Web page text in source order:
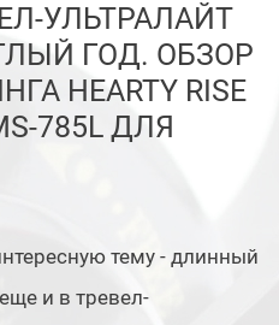
УЛЬТРАЛАЙТ
ГОД. ОБЗОР
HEARTY RISE
785L ДЛЯ
тему - длинный
и в тревел-